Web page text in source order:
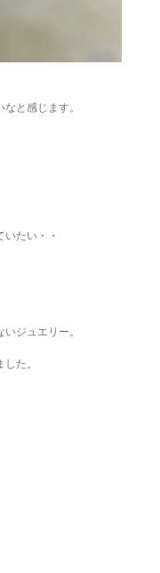
と感じます。
たい・・
ジュエリー。
た。